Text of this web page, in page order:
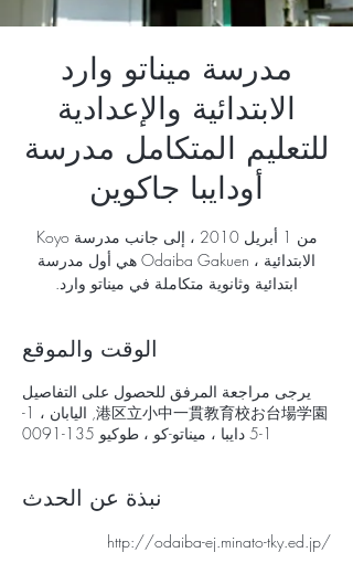
مدرسة ميناتو وارد
الابتدائية والإعدادية
للتعليم المتكامل مدرسة
أودايبا جاكوين
من 1 أبريل 2010 ، إلى جانب مدرسة Koyo
الابتدائية ، Odaiba Gakuen هي أول مدرسة
ابتدائية وثانوية متكاملة في ميناتو وارد.
الوقت والموقع
يرجى مراجعة المرفق للحصول على التفاصيل
港区立小中一貫教育校お台場学園, اليابان ، 1-
1-5 دايبا ، ميناتو-كو ، طوكيو 135-0091
نبذة عن الحدث
http://odaiba-ej.minato-tky.ed.jp/